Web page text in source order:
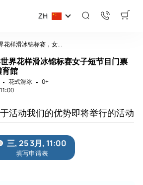
ZH
花样滑冰锦标赛，女...
界花样滑冰锦标赛女子短节目门票
育館
花式滑冰
0+
11:00
活动我们的优势即将举行的活动